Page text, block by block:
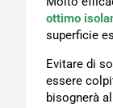
ottimo
superficie
Evitare di
essere
bisognerà